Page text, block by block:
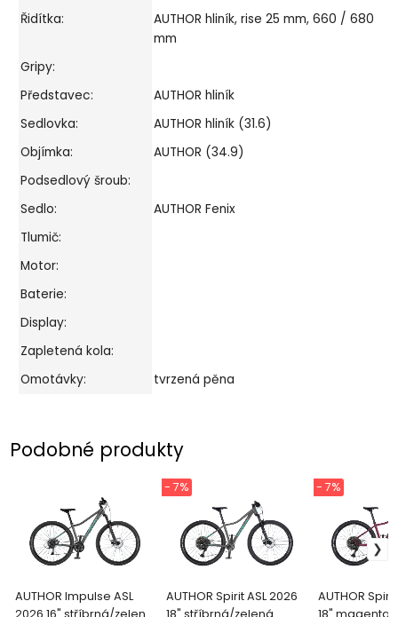
Řidítka:
AUTHOR hliník, rise 25 mm, 660 / 680
mm
Gripy:
Představec:
AUTHOR hliník
Sedlovka:
AUTHOR hliník (31.6)
Objímka:
AUTHOR (34.9)
Podsedlový šroub:
Sedlo:
AUTHOR Fenix
Tlumič:
Motor:
Baterie:
Display:
Zapletená kola:
Omotávky:
tvrzená pěna
Podobné produkty
AUTHOR Impulse ASL
2026 16" stříbrná/zelená
AUTHOR Spirit ASL 2026
18" stříbrná/zelená
- 7%
AUTHOR
18"
- 7%